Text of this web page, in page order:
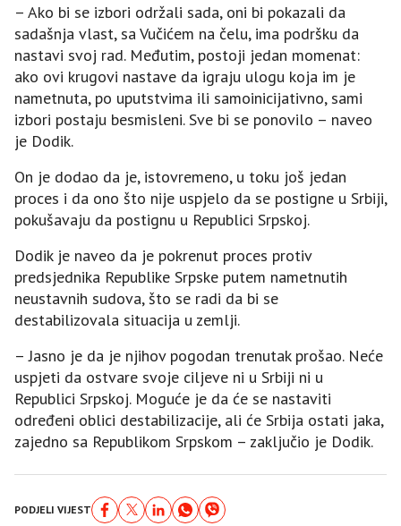
– Ako bi se izbori održali sada, oni bi pokazali da
sadašnja vlast, sa Vučićem na čelu, ima podršku da
nastavi svoj rad. Međutim, postoji jedan momenat:
ako ovi krugovi nastave da igraju ulogu koja im je
nametnuta, po uputstvima ili samoinicijativno, sami
izbori postaju besmisleni. Sve bi se ponovilo – naveo
je Dodik.
On je dodao da je, istovremeno, u toku još jedan
proces i da ono što nije uspjelo da se postigne u Srbiji,
pokušavaju da postignu u Republici Srpskoj.
Dodik je naveo da je pokrenut proces protiv
predsjednika Republike Srpske putem nametnutih
neustavnih sudova, što se radi da bi se
destabilizovala situacija u zemlji.
– Јasno je da je njihov pogodan trenutak prošao. Neće
uspjeti da ostvare svoje ciljeve ni u Srbiji ni u
Republici Srpskoj. Moguće je da će se nastaviti
određeni oblici destabilizacije, ali će Srbija ostati jaka,
zajedno sa Republikom Srpskom – zaključio je Dodik.
PODJELI VIJEST